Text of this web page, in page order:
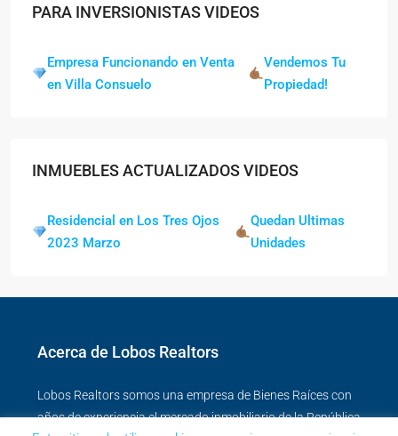
PARA INVERSIONISTAS VIDEOS
Empresa Funcionando en Venta
en Villa Consuelo
Vendemos Tu
Propiedad!
INMUEBLES ACTUALIZADOS VIDEOS
Residencial en Los Tres Ojos
2023 Marzo
Quedan Ultimas
Unidades
Acerca de Lobos Realtors
Lobos Realtors somos una empresa de Bienes Raíces con
años de experiencia el mercado inmobiliario de la República